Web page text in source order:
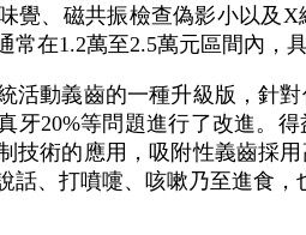
覺、磁共振檢查偽影小以及
常在1.2萬至2.5萬元區間內，
活動義齒的一種升級版，針
牙20%等問題進行了改進。
技術的應用，吸附性義齒採
話、打噴嚏、咳嗽乃至進食，